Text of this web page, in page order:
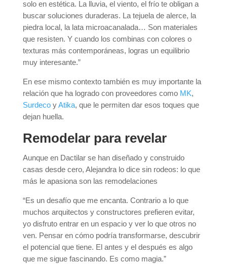
solo en estética. La lluvia, el viento, el frío te obligan a
buscar soluciones duraderas. La tejuela de alerce, la
piedra local, la lata microacanalada… Son materiales
que resisten. Y cuando los combinas con colores o
texturas más contemporáneas, logras un equilibrio
muy interesante.”
En ese mismo contexto también es muy importante la
relación que ha logrado con proveedores como MK,
Surdeco yAtika, que le permiten dar esos toques que
dejan huella.
Remodelar para revelar
Aunque en Dactilar se han diseñado y construido
casas desde cero, Alejandra lo dice sin rodeos: lo que
más le apasiona son las remodelaciones
“Es un desafío que me encanta. Contrario a lo que
muchos arquitectos y constructores prefieren evitar,
yo disfruto entrar en un espacio y ver lo que otros no
ven. Pensar en cómo podría transformarse, descubrir
el potencial que tiene. El antes y el después es algo
que me sigue fascinando. Es como magia.”